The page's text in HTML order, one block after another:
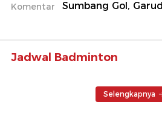
Komentar
Sumbang Gol,
Jadwal Badminton
Selengkapnya